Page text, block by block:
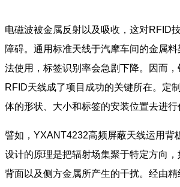
电磁波被金属反射以及吸收，这对RFID
障碍。通用标准天线于汽摩车间的金属
法使用，标签识别率会急剧下降。因而，
RFID天线成了项目成功的关键所在。定
体的形状、大小和标签的安装位置去进行
譬如，YXANT4232高频屏蔽天线运用背
设计的原理是把辐射场集聚于特定方向
背面以及侧方金属所产生的干扰。经由